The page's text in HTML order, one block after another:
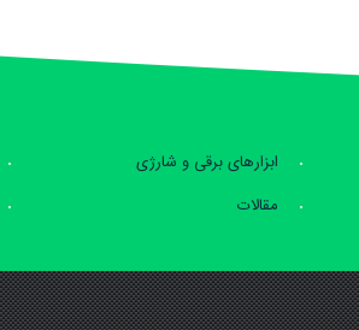
ابزارهای برقی و شارژی
مقالات